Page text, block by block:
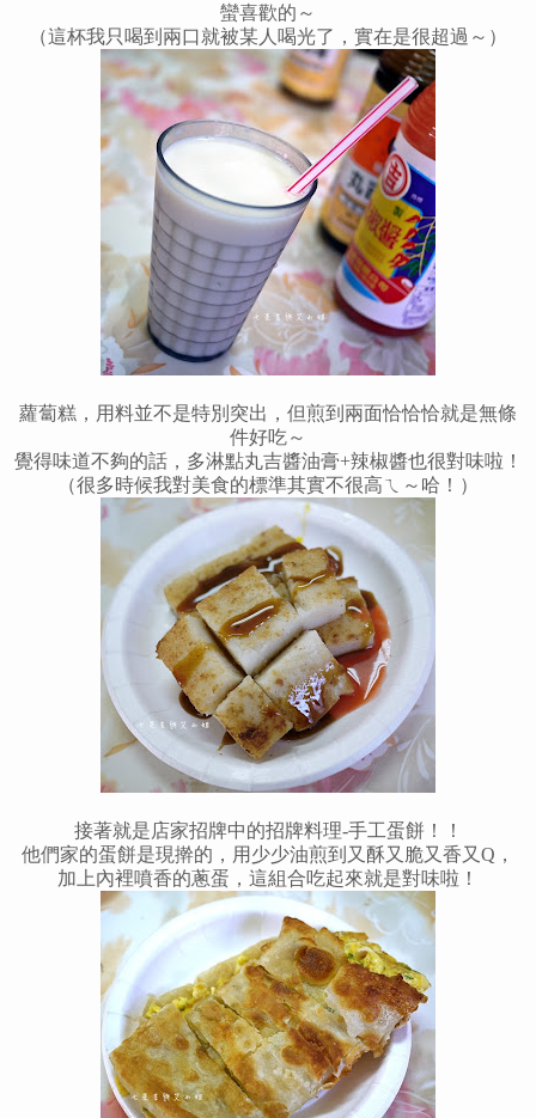
蠻喜歡的～
（這杯我只喝到兩口就被某人喝光了，實在是很超過～）
蘿蔔糕，用料並不是特別突出，但煎到兩面恰恰恰就是無條
件好吃～
覺得味道不夠的話，多淋點丸吉醬油膏+辣椒醬也很對味啦！
（很多時候我對美食的標準其實不很高ㄟ～哈！）
接著就是店家招牌中的招牌料理-手工蛋餅！！
他們家的蛋餅是現擀的，用少少油煎到又酥又脆又香又Q，
加上內裡噴香的蔥蛋，這組合吃起來就是對味啦！